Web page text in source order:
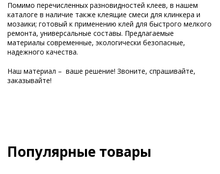
Помимо перечисленных разновидностей клеев, в нашем
каталоге в наличие также клеящие смеси для клинкера и
мозаики; готовый к применению клей для быстрого мелкого
ремонта, универсальные составы. Предлагаемые
материалы современные, экологически безопасные,
надежного качества.
Наш материал – ваше решение! Звоните, спрашивайте,
заказывайте!
Популярные товары